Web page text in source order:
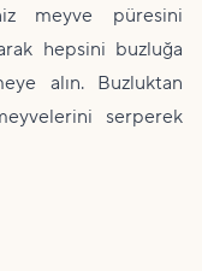
meyve püresini
hepsini buzluğa
alın. Buzluktan
serperek